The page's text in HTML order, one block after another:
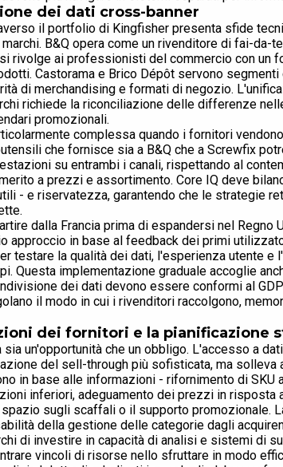
dei dati cross-banner
il portfolio di Kingfisher presenta sfide
B&Q opera come un rivenditore di fai-da-
rivolge ai professionisti del commercio con un
Castorama e Brico Dépôt servono
di merchandising e formati di negozio.
richiede la riconciliazione delle differenze
promozionali.
complessa quando i fornitori
che fornisce sia a B&Q che a Screwfix
su entrambi i canali, rispettando al
a prezzi e assortimento. Core IQ deve
- e riservatezza, garantendo che le strategie
dalla Francia prima di espandersi nel Regno
approccio in base al feedback dei primi
testare la qualità dei dati, l'esperienza utente e
Questa implementazione graduale accoglie
dei dati devono essere conformi al
il modo in cui i rivenditori raccolgono,
dei fornitori e la pianificazione
un'opportunità che un obbligo. L'accesso a
del sell-through più sofisticata, ma solleva
in base alle informazioni - rifornimento di SKU
inferiori, adeguamento dei prezzi in risposta
sugli scaffali o il supporto promozionale.
della gestione delle categorie dagli
di investire in capacità di analisi e sistemi di
vincoli di risorse nello sfruttare in modo